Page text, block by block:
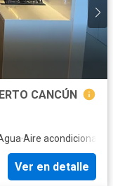
CANCÚN
·Aire acondicionado
Ver en detalle